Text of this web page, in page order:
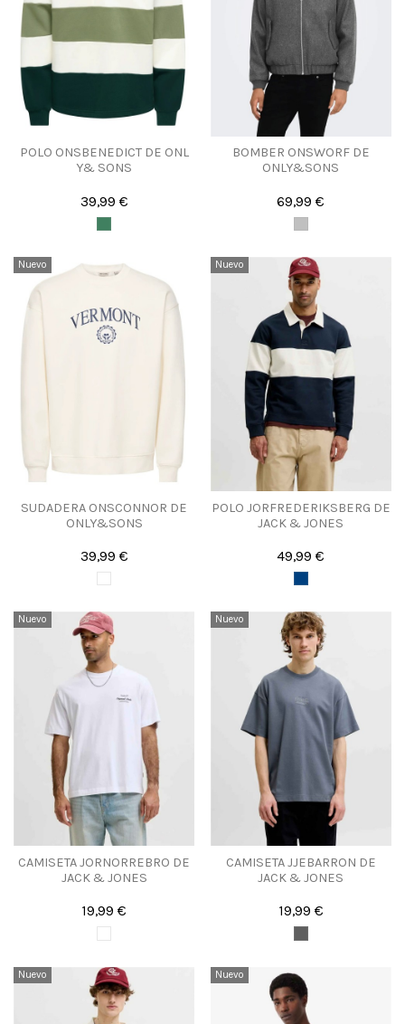
POLO ONSBENEDICT DE ONL
Y& SONS
39,99 €
BOMBER ONSWORF DE
ONLY&SONS
69,99 €
Nuevo
SUDADERA ONSCONNOR DE
ONLY&SONS
39,99 €
Nuevo
POLO JORFREDERIKSBERG DE
JACK & JONES
49,99 €
Nuevo
CAMISETA JORNORREBRO DE
JACK & JONES
19,99 €
Nuevo
CAMISETA JJEBARRON DE
JACK & JONES
19,99 €
Nuevo Nuevo